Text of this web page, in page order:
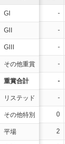
GI
GII
GIII
その他重賞
重賞合計
リステッド
その他特別
平場
-
-
-
-
-
-
0
2